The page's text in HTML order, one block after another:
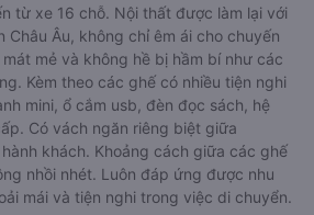
từ xe 16 chỗ. Nội thất được làm lại với
Châu Âu, không chỉ êm ái cho chuyến
mẻ và không hề bị hầm bí như các
Kèm theo các ghế có nhiều tiện nghi
mini, ổ cắm usb, đèn đọc sách, hệ
Có vách ngăn riêng biệt giữa
khách. Khoảng cách giữa các ghế
nhồi nhét. Luôn đáp ứng được nhu
mái và tiện nghi trong việc di chuyển.